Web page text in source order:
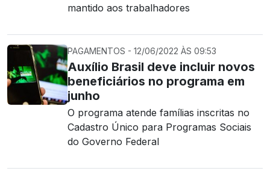
mantido aos trabalhadores
PAGAMENTOS - 12/06/2022 ÀS 09:53
Auxílio Brasil deve incluir novos
beneficiários no programa em
junho
O programa atende famílias inscritas no
Cadastro Único para Programas Sociais
do Governo Federal